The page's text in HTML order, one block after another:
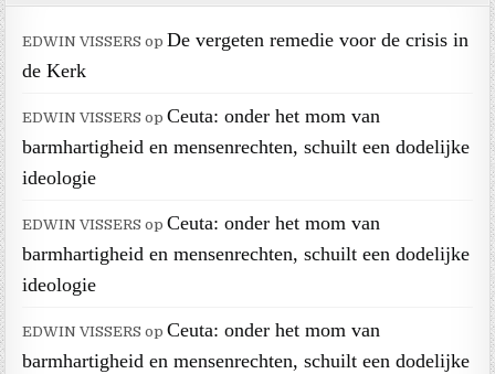
EDWIN VISSERS opDe vergeten remedie voor de crisis in
de Kerk
EDWIN VISSERS opCeuta: onder het mom van
barmhartigheid en mensenrechten, schuilt een dodelijke
ideologie
EDWIN VISSERS opCeuta: onder het mom van
barmhartigheid en mensenrechten, schuilt een dodelijke
ideologie
EDWIN VISSERS opCeuta: onder het mom van
barmhartigheid en mensenrechten, schuilt een dodelijke